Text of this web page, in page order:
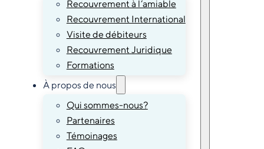
Recouvrement à l’amiable
Recouvrement International
Visite de débiteurs
Recouvrement Juridique
Formations
À propos de nous
Qui sommes-nous?
Partenaires
Témoinages